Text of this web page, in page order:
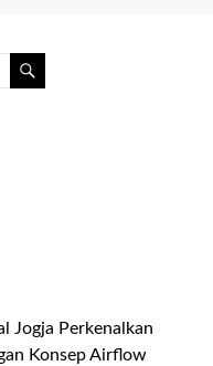
Jogja Perkenalkan
Konsep Airflow